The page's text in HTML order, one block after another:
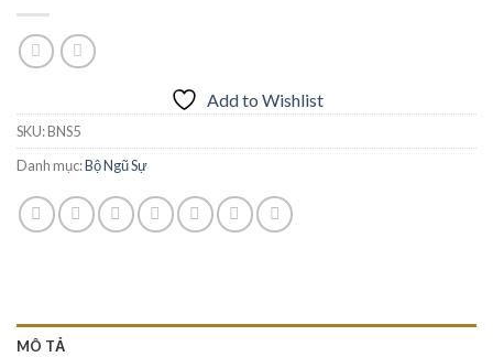
Add to Wishlist
SKU:BNS5
Danh mục:Bộ Ngũ Sự
MÔ TẢ